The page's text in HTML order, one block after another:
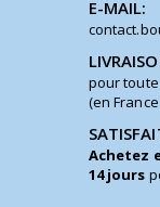
E-MAIL:
pour toute
(en
Achetez
14 jours